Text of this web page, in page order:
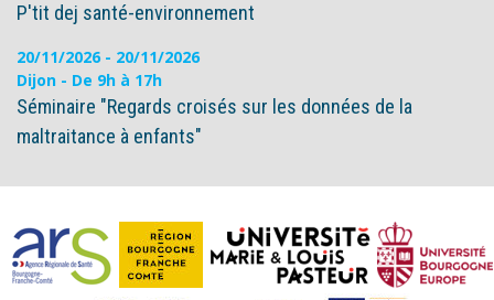
P'tit dej santé-environnement
20/11/2026 - 20/11/2026
Dijon - De 9h à 17h
Séminaire "Regards croisés sur les données de la
maltraitance à enfants"